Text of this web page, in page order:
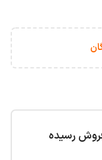
رسیده